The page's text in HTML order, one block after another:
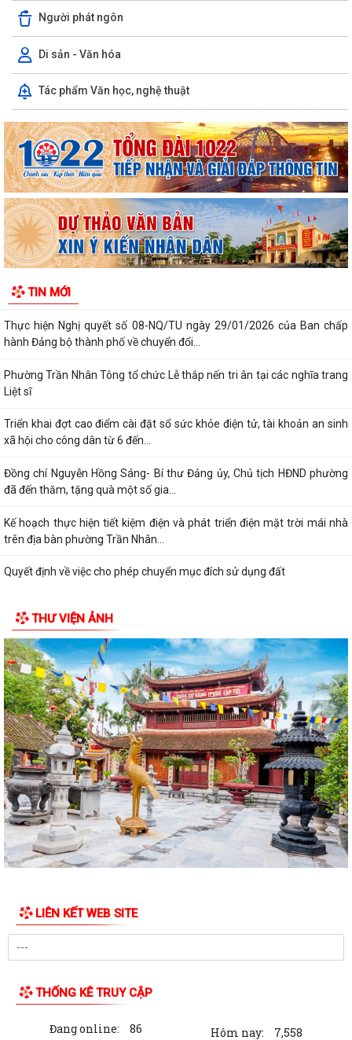
Người phát ngôn
Di sản - Văn hóa
Tác phẩm Văn học, nghệ thuật
TIN MỚI
Kiến tạo “Thế” quốc gia: Bước chuyển của tư duy đối ngoại Việt Nam
trong kỷ nguyên mới
PHÁT HUY GIÁ TRỊ CÁC DI TÍCH VĂN HÓA TRONG KỶ NGUYÊN MỚI Ở
PHƯỜNG TRẦN NHÂN TÔNG, THÀNH PHỐ HẢI...
Phường Trần Nhân Tông tham dự hội nghị trực tuyến báo cáo viên
thành phố tháng 7/2026
Lãnh đạo phường kiểm tra các trạm bơm, hồ đập sau mưa lớn
tìm kiếm, quy tập và xác định...
Thực hiện Nghị quyết số 08-NQ/TU ngày 29/01/2026 của Ban chấp
hành Đảng bộ thành phố về chuyển đổi...
Phường Trần Nhân Tông tổ chức Lễ thắp nến tri ân tại các nghĩa trang
Liệt sĩ
Triển khai đợt cao điểm cài đặt sổ sức khỏe điện tử, tài khoản an sinh
xã hội cho công dân từ 6 đến...
Đồng chí Nguyễn Hồng Sáng- Bí thư Đảng ủy, Chủ tịch HĐND phường
đã đến thăm, tặng quà một số gia...
Kế hoạch thực hiện tiết kiệm điện và phát triển điện mặt trời mái nhà
trên địa bàn phường Trần Nhân...
Quyết định về việc cho phép chuyển mục đích sử dụng đất
định kỳ, khám sàng lọc miễn...
Hội nghị giao ban cụm Thường trực Đảng ủy phụ trách triển khai
nhiệm vụ quý III năm 2026
Hội nghị triển khai Kế hoạch tổ chức Hội trại Thanh thiếu nhi phường
Trần Nhân Tông năm 2026
UBND phường tổ chức hội nghị triển khai công tác sản xuất vụ Mùa
năm 2026 và công tác phòng, chống...
Hoàng Gián long trọng tổ chức Lễ công bố Nghị quyết thành lập Tổ dân
phố
Công khai các Quyết định của Ủy ban nhân dân thành phố về thủ tục
hành chính thuộc phạmvi quản lý...
Trần Nhân Tông lần thứ Nhất, năm 2026
Chương trình làm việc của Thường trực HĐND, Lãnh đạo UBND phường
hội 6 tháng đầu năm, triển...
THƯ VIỆN ẢNH
LIÊN KẾT WEB SITE
THỐNG KÊ TRUY CẬP
Đang online: 86 Hôm nay: 7,558